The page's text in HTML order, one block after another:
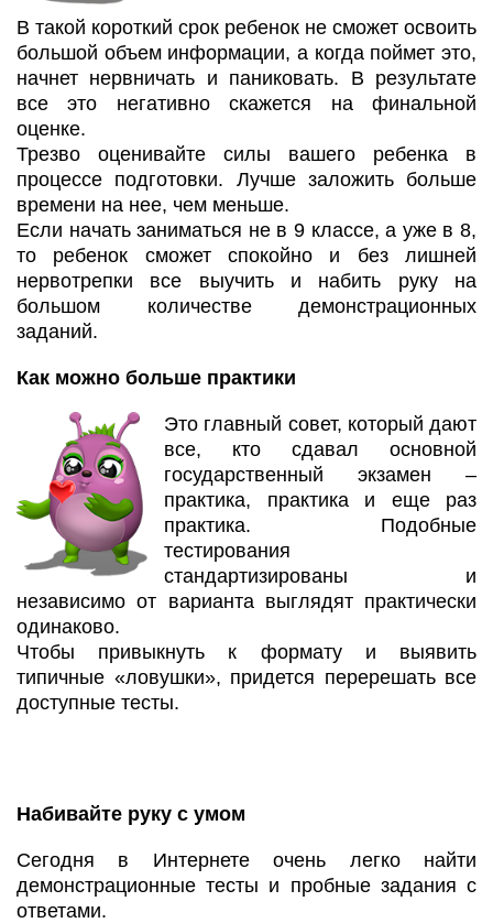
В такой короткий срок ребенок не сможет освоить
большой объем информации, а когда поймет это,
начнет нервничать и паниковать. В результате
все это негативно скажется на финальной
оценке.
Трезво оценивайте силы вашего ребенка в
процессе подготовки. Лучше заложить больше
времени на нее, чем меньше.
Если начать заниматься не в 9 классе, а уже в 8,
то ребенок сможет спокойно и без лишней
нервотрепки все выучить и набить руку на
большом количестве демонстрационных
заданий.
Как можно больше практики
Это главный совет, который дают
все, кто сдавал основной
государственный экзамен –
практика, практика и еще раз
практика. Подобные
тестирования
стандартизированы и
независимо от варианта выглядят практически
одинаково.
Чтобы привыкнуть к формату и выявить
типичные «ловушки», придется перерешать все
доступные тесты.
Набивайте руку с умом
Сегодня в Интернете очень легко найти
демонстрационные тесты и пробные задания с
ответами.